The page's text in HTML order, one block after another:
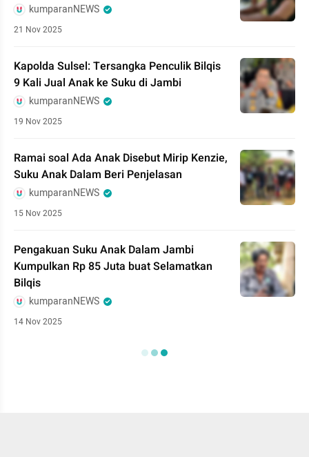
kumparanNEWS
21 Nov 2025
Kapolda Sulsel: Tersangka Penculik Bilqis
9 Kali Jual Anak ke Suku di Jambi
kumparanNEWS
19 Nov 2025
Ramai soal Ada Anak Disebut Mirip Kenzie,
Suku Anak Dalam Beri Penjelasan
kumparanNEWS
15 Nov 2025
Pengakuan Suku Anak Dalam Jambi
Kumpulkan Rp 85 Juta buat Selamatkan
Bilqis
kumparanNEWS
14 Nov 2025